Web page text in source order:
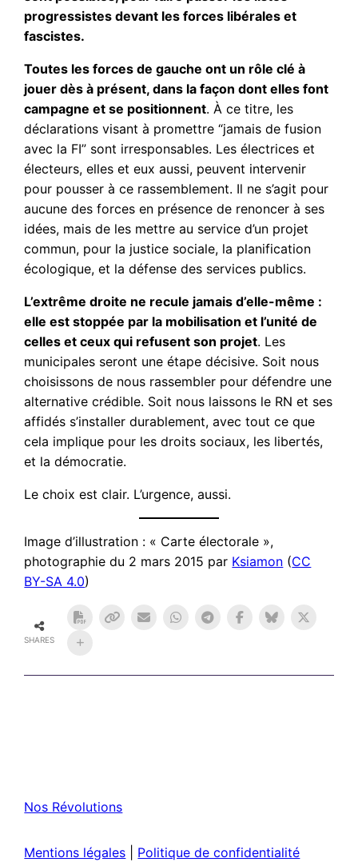
progressistes devant les forces libérales et
fascistes.
Toutes les forces de gauche ont un rôle clé à
jouer dès à présent, dans la façon dont elles font
campagne et se positionnent. À ce titre, les
déclarations visant à promettre “jamais de fusion
avec la FI” sont irresponsables. Les électrices et
électeurs, elles et eux aussi, peuvent intervenir
pour pousser à ce rassemblement. Il ne s’agit pour
aucune des forces en présence de renoncer à ses
idées, mais de les mettre au service d’un projet
commun, pour la justice sociale, la planification
écologique, et la défense des services publics.
L’extrême droite ne recule jamais d’elle-même :
elle est stoppée par la mobilisation et l’unité de
celles et ceux qui refusent son projet. Les
municipales seront une étape décisive. Soit nous
choisissons de nous rassembler pour défendre une
alternative crédible. Soit nous laissons le RN et ses
affidés s’installer durablement, avec tout ce que
cela implique pour les droits sociaux, les libertés,
et la démocratie.
Le choix est clair. L’urgence, aussi.
Image d’illustration : « Carte électorale »,
photographie du 2 mars 2015 par Ksiamon (CC
BY-SA 4.0)
SHARES
Nos Révolutions
Mentions légales Politique de confidentialité